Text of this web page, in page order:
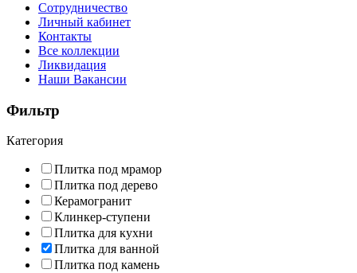
Сотрудничество
Личный кабинет
Контакты
Все коллекции
Ликвидация
Наши Вакансии
Фильтр
Категория
Плитка под мрамор
Плитка под дерево
Керамогранит
Клинкер-ступени
Плитка для кухни
Плитка для ванной
Плитка под камень